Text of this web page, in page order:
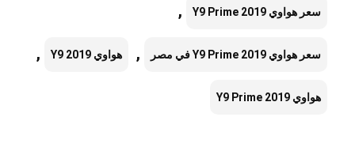
سعر هواوي Y9 Prime 2019 ,
سعر هواوي Y9 Prime 2019 في مصر , هواوي Y9 2019 ,
هواوي Y9 Prime 2019